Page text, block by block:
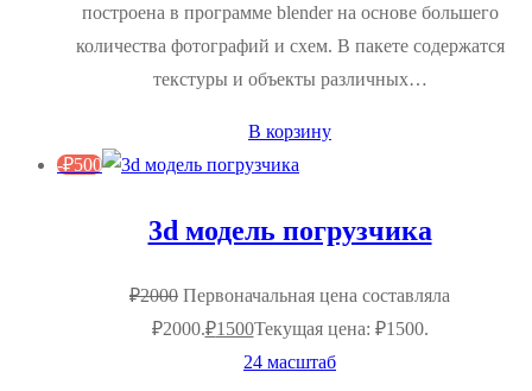
построена в программе blender на основе большего
количества фотографий и схем. В пакете содержатся
текстуры и объекты различных…
В корзину
-₽500
3d модель погрузчика
₽2000 Первоначальная цена составляла
₽2000.₽1500Текущая цена: ₽1500.
24 масштаб